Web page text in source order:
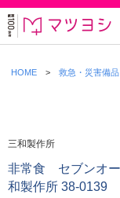
HOME 救急・災害備品
三和製作所
非常食 セブンオー
和製作所 38-0139